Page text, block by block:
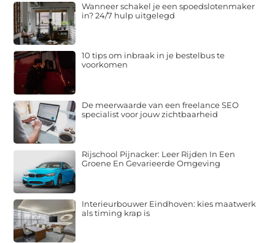
Wanneer schakel je een spoedslotenmaker
in? 24/7 hulp uitgelegd
10 tips om inbraak in je bestelbus te
voorkomen
De meerwaarde van een freelance SEO
specialist voor jouw zichtbaarheid
Rijschool Pijnacker: Leer Rijden In Een
Groene En Gevarieerde Omgeving
Interieurbouwer Eindhoven: kies maatwerk
als timing krap is